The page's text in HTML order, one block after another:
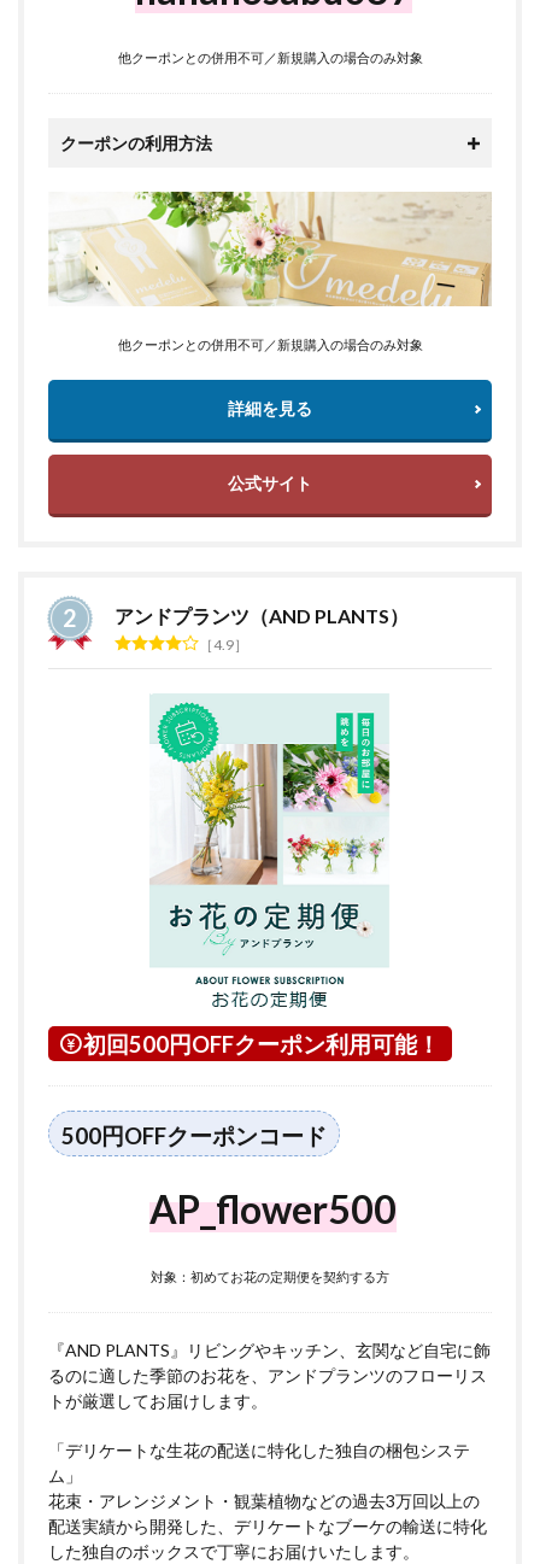
他クーポンとの併用不可／新規購入の場合のみ対象
クーポンの利用方法
他クーポンとの併用不可／新規購入の場合のみ対象
詳細を見る
公式サイト
アンドプランツ（AND PLANTS）
4.9
初回500円OFFクーポン利用可能！
500円OFFクーポンコード
AP_flower500
対象：初めてお花の定期便を契約する方
『AND PLANTS』リビングやキッチン、玄関など自宅に飾
るのに適した季節のお花を、アンドプランツのフローリス
トが厳選してお届けします。
「デリケートな生花の配送に特化した独自の梱包システ
ム」
花束・アレンジメント・観葉植物などの過去3万回以上の
配送実績から開発した、デリケートなブーケの輸送に特化
した独自のボックスで丁寧にお届けいたします。